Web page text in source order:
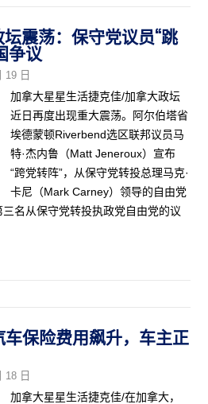
坛震荡：保守党议员“跳
争议
19 日
加拿大星星生活捷克佳/加拿大政坛
近日再度出现重大震荡。阿尔伯塔省
埃德蒙顿Riverbend选区联邦议员马
特·杰内鲁（Matt Jeneroux）宣布
“跨党转阵”，从保守党转投总理马克·
卡尼（Mark Carney）领导的自由党
名从保守党转投执政党自由党的议
车保险费用飙升，车主正
18 日
加拿大星星生活捷克佳/在加拿大，